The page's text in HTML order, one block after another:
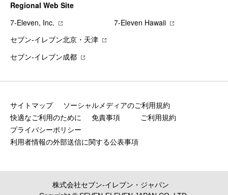
Regional Web Site
7‐Eleven, Inc.
7‐Eleven Hawaii
セブン‐イレブン北京・天津
セブン‐イレブン成都
サイトマップ
ソーシャルメディアのご利用規約
快適なご利用のために
免責事項
ご利用規約
プライバシーポリシー
利用者情報の外部送信に関する公表事項
株式会社セブン‐イレブン・ジャパン